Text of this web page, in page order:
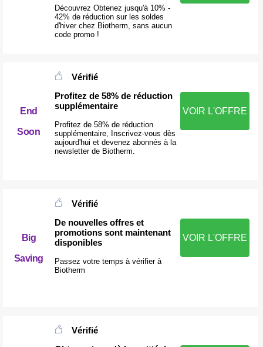
Découvrez Obtenez jusqu'à 10% -
42% de réduction sur les soldes
d'hiver chez Biotherm, sans aucun
code promo !
End
Soon
Vérifié
Profitez de 58% de réduction
supplémentaire
Profitez de 58% de réduction
supplémentaire, Inscrivez-vous dès
aujourd'hui et devenez abonnés à la
newsletter de Biotherm.
VOIR L'OFFRE
Big
Saving
Vérifié
De nouvelles offres et
promotions sont maintenant
disponibles
Passez votre temps à vérifier à
Biotherm
VOIR L'OFFRE
Vérifié